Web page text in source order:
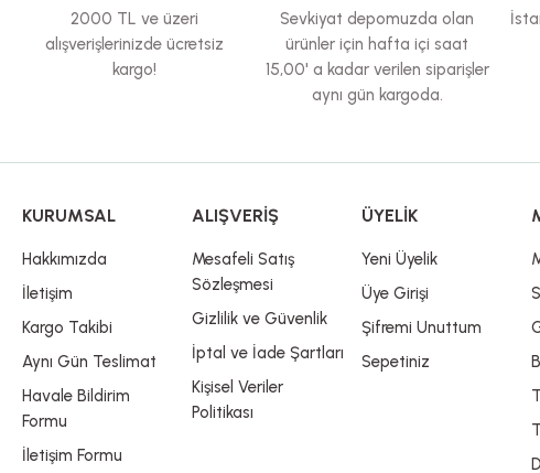
Ürün fiyatı diğer sitelerden daha pahalı.
Bu ürüne benzer farklı alternatifler olmalı.
2000 TL ve üzeri
alışverişlerinizde ücretsiz
kargo!
Sevkiyat depomuzda olan
ürünler için hafta içi saat
15,00' a kadar verilen siparişler
aynı gün kargoda.
KURUMSAL
Hakkımızda
İletişim
Kargo Takibi
Aynı Gün Teslimat
Havale Bildirim
Formu
İletişim Formu
ALIŞVERİŞ
Mesafeli Satış
Sözleşmesi
Gizlilik ve Güvenlik
İptal ve İade Şartları
Kişisel Veriler
Politikası
ÜYELİK
Yeni Üyelik
Üye Girişi
Şifremi Unuttum
Sepetiniz